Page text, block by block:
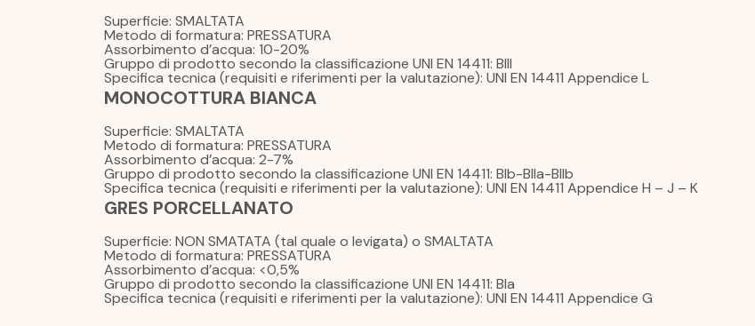
Superficie: SMALTATA
Metodo di formatura: PRESSATURA
Assorbimento d’acqua: 10-20%
Gruppo di prodotto secondo la classificazione UNI EN 14411: BIII
Specifica tecnica (requisiti e riferimenti per la valutazione): UNI EN 14411 Appendice L
MONOCOTTURA BIANCA
Superficie: SMALTATA
Metodo di formatura: PRESSATURA
Assorbimento d’acqua: 2-7%
Gruppo di prodotto secondo la classificazione UNI EN 14411: BIb-BIIa-BIIb
Specifica tecnica (requisiti e riferimenti per la valutazione): UNI EN 14411 Appendice H – J – K
GRES PORCELLANATO
Superficie: NON SMATATA (tal quale o levigata) o SMALTATA
Metodo di formatura: PRESSATURA
Assorbimento d’acqua: <0,5%
Gruppo di prodotto secondo la classificazione UNI EN 14411: BIa
Specifica tecnica (requisiti e riferimenti per la valutazione): UNI EN 14411 Appendice G